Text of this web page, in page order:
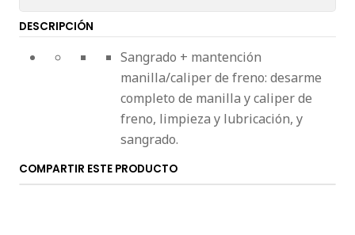
DESCRIPCIÓN
Sangrado + mantención
manilla/caliper de freno: desarme
completo de manilla y caliper de
freno, limpieza y lubricación, y
sangrado.
COMPARTIR ESTE PRODUCTO